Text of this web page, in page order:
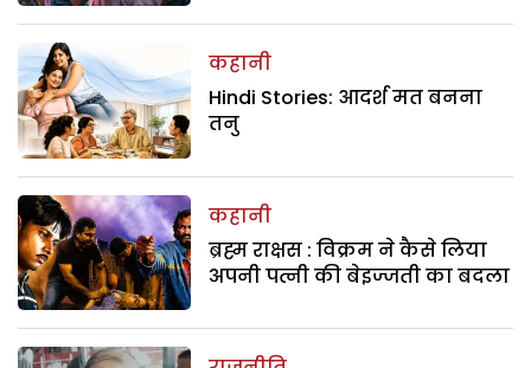
कहानी
Hindi Stories: आदर्श मत बनना
तनु
कहानी
ब्रह्म राक्षस : विक्रम ने कैसे लिया
अपनी पत्नी की बेइज्जती का बदला